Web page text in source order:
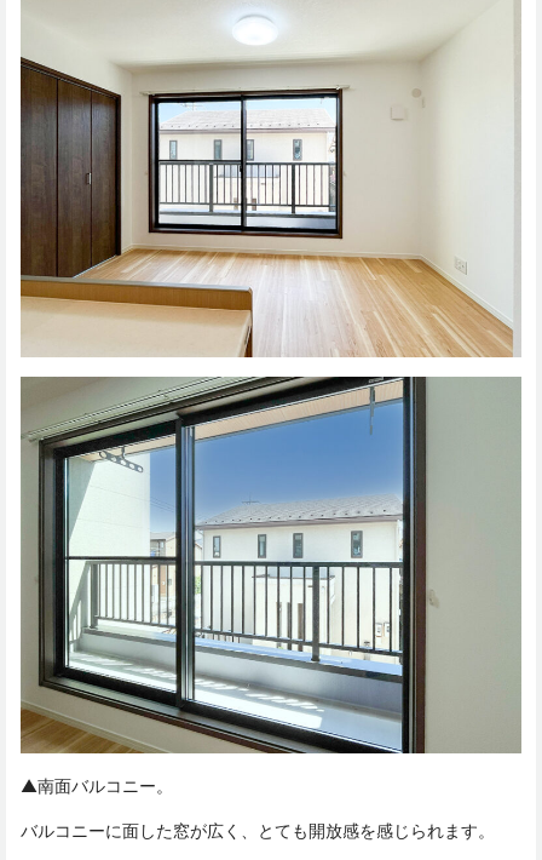
▲南面バルコニー。
バルコニーに面した窓が広く、とても開放感を感じられます。